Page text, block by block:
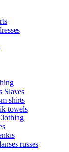
Slaves
shirts
towels
russes